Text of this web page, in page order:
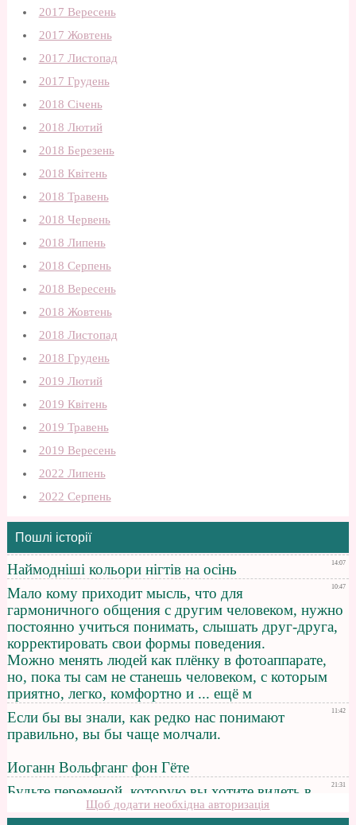
2017 Вересень
2017 Жовтень
2017 Листопад
2017 Грудень
2018 Січень
2018 Лютий
2018 Березень
2018 Квітень
2018 Травень
2018 Червень
2018 Липень
2018 Серпень
2018 Вересень
2018 Жовтень
2018 Листопад
2018 Грудень
2019 Лютий
2019 Квітень
2019 Травень
2019 Вересень
2022 Липень
2022 Серпень
Пошлі історії
Щоб додати необхідна авторизація